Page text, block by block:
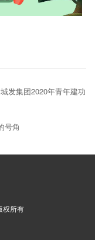
发集团2020年青年建功
号角
权所有